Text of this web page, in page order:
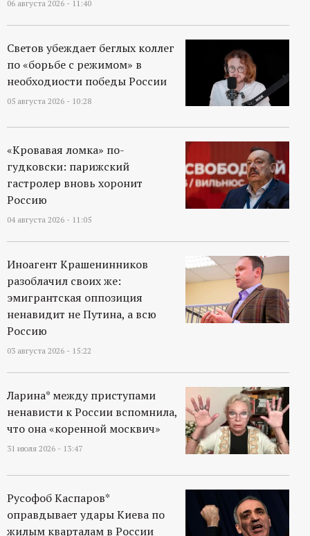
л
06 августа 2026 - 11:40
Светов убеждает беглых коллег
по «борьбе с режимом» в
необходиости победы России
05 августа 2026 - 10:28
«Кровавая ломка» по-
гудковски: парижский
гастролер вновь хоронит
Россию
04 августа 2026 - 11:05
Иноагент Крашенинников
разоблачил своих же:
эмигрантская оппозиция
ненавидит не Путина, а всю
Россию
03 августа 2026 - 15:22
Ларина* между приступами
ненависти к России вспомнила,
что она «коренной москвич»
31 июля 2026 - 13:47
Русофоб Каспаров*
оправдывает удары Киева по
жилым кварталам в России